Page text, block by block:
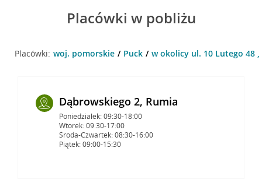
Placówki w pobliżu
Placówki: woj. pomorskie Puck w okolicy ul. 10 Lutego 48 ,
Dąbrowskiego 2, Rumia
Poniedziałek: 09:30-18:00
Wtorek: 09:30-17:00
Środa-Czwartek: 08:30-16:00
Piątek: 09:00-15:30